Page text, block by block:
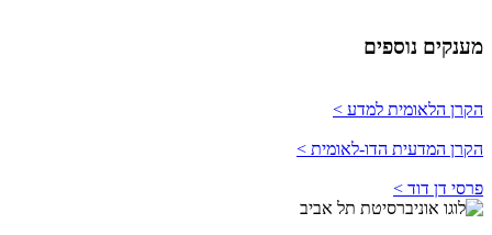
מענקים נוספים
הקרן הלאומית למדע >
הקרן המדעית הדו-לאומית >
פרסי דן דוד >